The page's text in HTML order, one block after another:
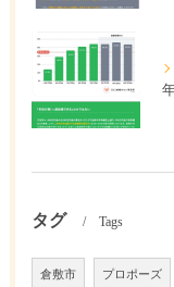
タグ Tags
倉敷市 プロポーズ